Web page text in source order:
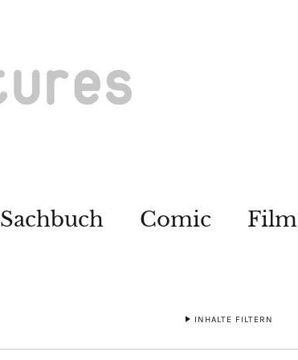
Sachbuch Comic Film
INHALTE FILTERN